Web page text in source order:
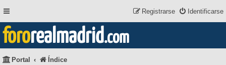
Identificarse
Registrarse
fororealmadrid.com
Portal Índice